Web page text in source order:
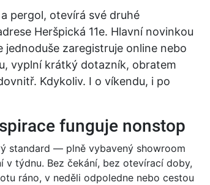
pergol, otevírá své druhé
Heršpická 11e. Hlavní novinkou
zaregistruje online nebo
vyplní krátký dotazník, obratem
Kdykoliv. I o víkendu, i po
funguje nonstop
standard — plně vybavený showroom
v týdnu. Bez čekání, bez otevírací doby,
ráno, v neděli odpoledne nebo cestou